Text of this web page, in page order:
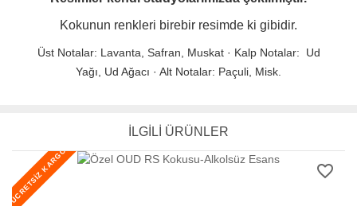
Kokunun renkleri birebir resimde ki gibidir.
Üst Notalar: Lavanta, Safran, Muskat · Kalp Notalar: Ud
Yağı, Ud Ağacı · Alt Notalar: Paçuli, Misk.
İLGİLİ ÜRÜNLER
ÜCRETSİZ KARGO favorite_border